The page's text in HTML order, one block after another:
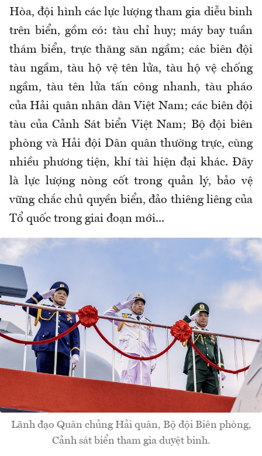
Hòa, đội hình các lực lượng tham gia diễu binh
trên biển, gồm có: tàu chỉ huy; máy bay tuần
thám biển, trực thăng săn ngầm; các biên đội
tàu ngầm, tàu hộ vệ tên lửa, tàu hộ vệ chống
ngầm, tàu tên lửa tấn công nhanh, tàu pháo
của Hải quân nhân dân Việt Nam; các biên đội
tàu của Cảnh Sát biển Việt Nam; Bộ đội biên
phòng và Hải đội Dân quân thường trực, cùng
nhiều phương tiện, khí tài hiện đại khác. Đây
là lực lượng nòng cốt trong quản lý, bảo vệ
vững chắc chủ quyền biển, đảo thiêng liêng của
Tổ quốc trong giai đoạn mới...
Lãnh đạo Quân chủng Hải quân, Bộ đội Biên phòng,
Cảnh sát biển tham gia duyệt binh.